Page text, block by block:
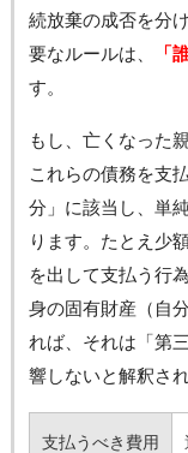
続放棄の成否を分
要なルールは、
「
す。
もし、亡くなった
これらの債務を支
分」に該当し、単
ります。たとえ少
を出して支払う行
身の固有財産（自
れば、それは「第
響しないと解釈さ
支払うべき費用